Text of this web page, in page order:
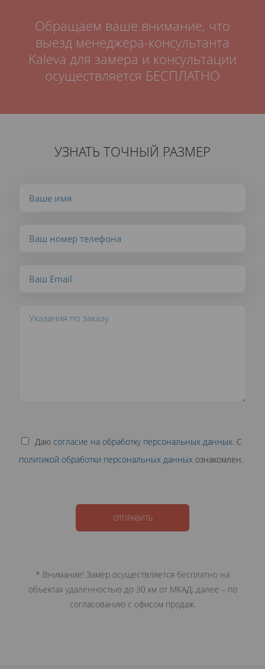
Обращаем ваше внимание, что
выезд менеджера-консультанта
Kaleva для замера и консультации
осуществляется БЕСПЛАТНО
УЗНАТЬ ТОЧНЫЙ РАЗМЕР
Даю согласие на обработку персональных данных. С
политикой обработки персональных данных ознакомлен.
ОТПРАВИТЬ
* Внимание! Замер осуществляется бесплатно на
объектах удаленностью до 30 км от МКАД; далее – по
согласованию с офисом продаж.